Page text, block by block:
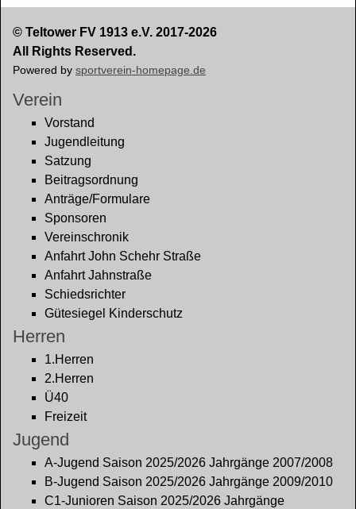
© Teltower FV 1913 e.V. 2017-2026
All Rights Reserved.
Powered by sportverein-homepage.de
Verein
Vorstand
Jugendleitung
Satzung
Beitragsordnung
Anträge/Formulare
Sponsoren
Vereinschronik
Anfahrt John Schehr Straße
Anfahrt Jahnstraße
Schiedsrichter
Gütesiegel Kinderschutz
Herren
1.Herren
2.Herren
Ü40
Freizeit
Jugend
A-Jugend Saison 2025/2026 Jahrgänge 2007/2008
B-Jugend Saison 2025/2026 Jahrgänge 2009/2010
C1-Junioren Saison 2025/2026 Jahrgänge